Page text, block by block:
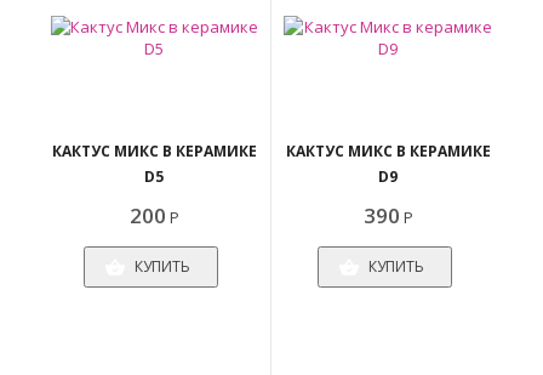
КАКТУС МИКС В КЕРАМИКЕ
D5
200 Р
КУПИТЬ
КАКТУС МИКС В КЕРАМИКЕ
D9
390 Р
КУПИТЬ